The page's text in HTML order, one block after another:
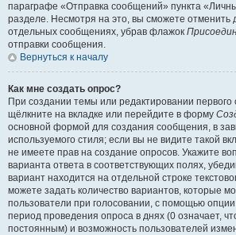
параграфе «Отправка сообщений» пункта
разделе. Несмотря на это, вы сможете отменить
отдельных сообщениях, убрав флажок
отправки сообщения.
Вернуться к началу
Как мне создать опрос?
При создании темы или редактировании
щёлкните на вкладке или перейдите в форму
основной формой для создания сообщения, в
используемого стиля; если вы не видите такой
не имеете прав на создание опросов. Укажите
варианта ответа в соответствующих полях,
вариант находится на отдельной строке
можете задать количество вариантов, которые
пользователи при голосовании, с помощью
период проведения опроса в днях (0 означает,
постоянным) и возможность пользователей